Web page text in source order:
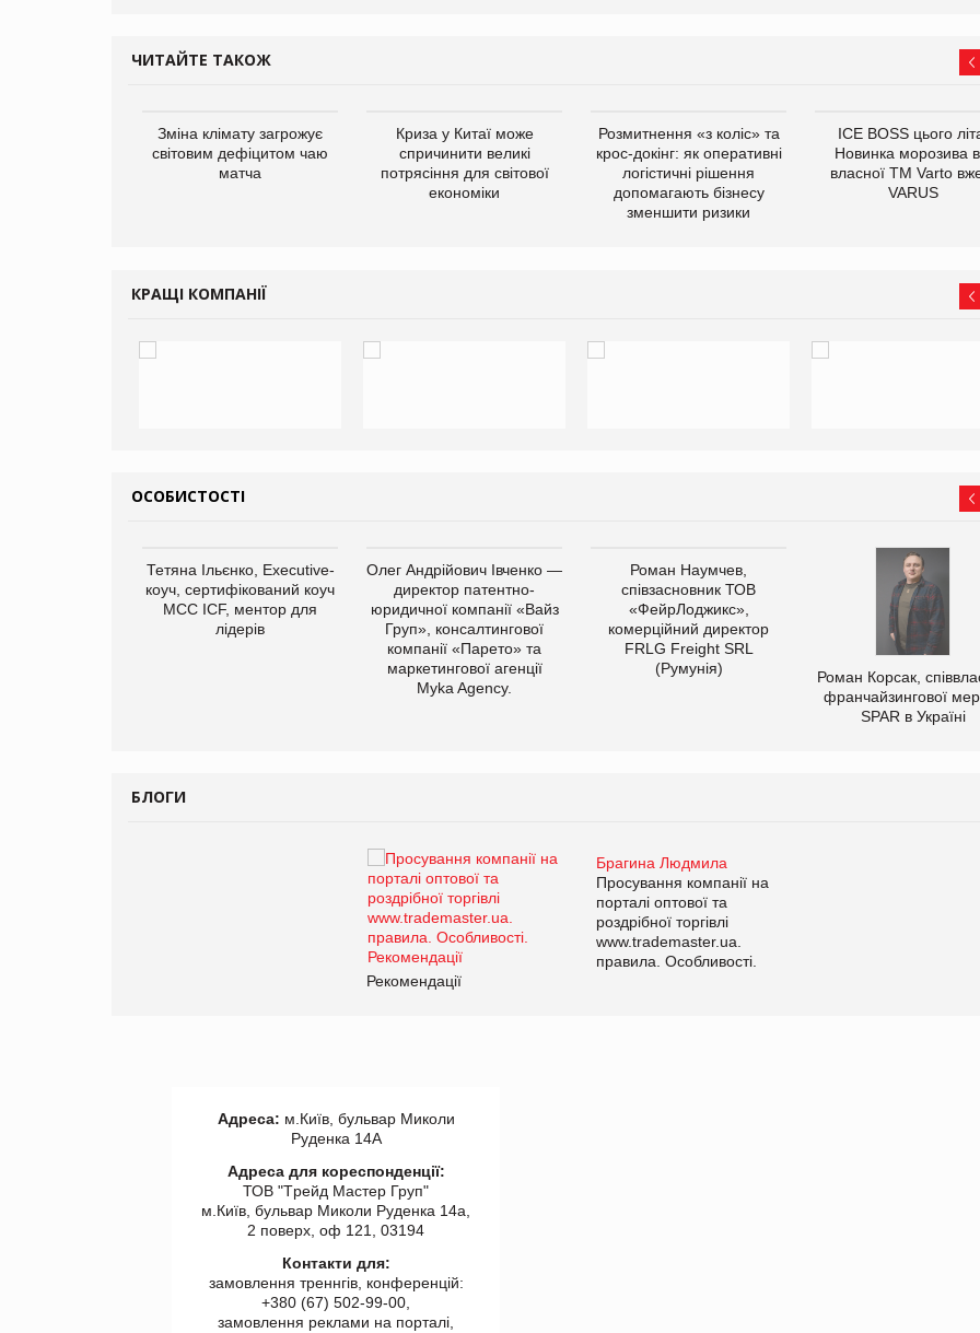
ЧИТАЙТЕ ТАКОЖ
Зміна клімату загрожує
світовим дефіцитом чаю
матча
Криза у Китаї може
спричинити великі
потрясіння для світової
економіки
Розмитнення «з коліс» та
крос-докінг: як оперативні
логістичні рішення
допомагають бізнесу
зменшити ризики
ICE BOSS цього
Новинка морозива
власної ТМ Varto
VARUS
КРАЩІ КОМПАНІЇ
ОСОБИСТОСТІ
Тетяна Ільєнко, Executive-
коуч, сертифікований коуч
МСС ICF, ментор для
лідерів
Олег Андрійович Івченко —
директор патентно-
юридичної компанії «Вайз
Груп», консалтингової
компанії «Парето» та
маркетингової агенції
Myka Agency.
Роман Наумчев,
співзасновник ТОВ
«ФейрЛоджикс»,
комерційний директор
FRLG Freight SRL
(Румунія)
Роман Корсак,
франчайзингової
SPAR в Україні
БЛОГИ
Брагина Людмила
Просування компанії на
порталі оптової та
роздрібної торгівлі
www.trademaster.ua.
правила. Особливості.
Рекомендації
Адреса: м.Київ, бульвар Миколи
Руденка 14А
Адреса для кореспонденції:
ТОВ "Tрейд Мастер Груп"
м.Київ, бульвар Миколи Руденка 14а,
2 поверх, оф 121, 03194
Контакти для:
замовлення треннгів, конференцій:
+380 (67) 502-99-00,
замовлення реклами на порталі,